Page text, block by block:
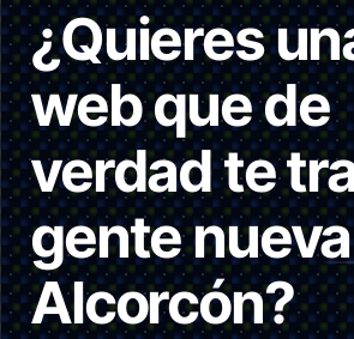
¿Quieres
web que de
verdad te
gente
Alcorcón?